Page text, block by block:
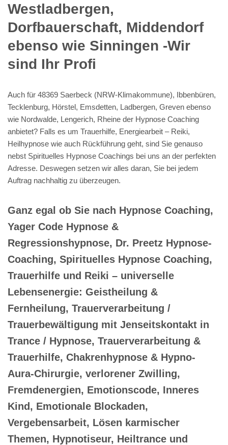
Westladbergen,
Dorfbauerschaft, Middendorf
ebenso wie Sinningen -Wir
sind Ihr Profi
Auch für 48369 Saerbeck (NRW-Klimakommune), Ibbenbüren,
Tecklenburg, Hörstel, Emsdetten, Ladbergen, Greven ebenso
wie Nordwalde, Lengerich, Rheine der Hypnose Coaching
anbietet? Falls es um Trauerhilfe, Energiearbeit – Reiki,
Heilhypnose wie auch Rückführung geht, sind Sie genauso
nebst Spirituelles Hypnose Coachings bei uns an der perfekten
Adresse. Deswegen setzen wir alles daran, Sie bei jedem
Auftrag nachhaltig zu überzeugen.
Ganz egal ob Sie nach Hypnose Coaching,
Yager Code Hypnose &
Regressionshypnose, Dr. Preetz Hypnose-
Coaching, Spirituelles Hypnose Coaching,
Trauerhilfe und Reiki – universelle
Lebensenergie: Geistheilung &
Fernheilung, Trauerverarbeitung /
Trauerbewältigung mit Jenseitskontakt in
Trance / Hypnose, Trauerverarbeitung &
Trauerhilfe, Chakrenhypnose & Hypno-
Aura-Chirurgie, verlorener Zwilling,
Fremdenergien, Emotionscode, Inneres
Kind, Emotionale Blockaden,
Vergebensarbeit, Lösen karmischer
Themen, Hypnotiseur, Heiltrance und